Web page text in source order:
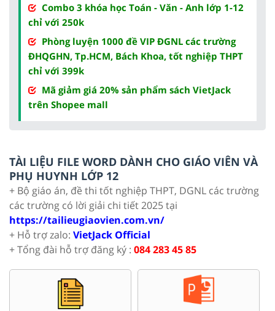
Combo 3 khóa học Toán - Văn - Anh lớp 1-12
chỉ với 250k
Phòng luyện 1000 đề VIP ĐGNL các trường
ĐHQGHN, Tp.HCM, Bách Khoa, tốt nghiệp THPT
chỉ với 399k
Mã giảm giá 20% sản phẩm sách VietJack
trên Shopee mall
TÀI LIỆU FILE WORD DÀNH CHO GIÁO VIÊN VÀ
PHỤ HUYNH LỚP 12
+ Bộ giáo án, đề thi tốt nghiệp THPT, DGNL các trường
các trường có lời giải chi tiết 2025 tại
https://tailieugiaovien.com.vn/
+ Hỗ trợ zalo: VietJack Official
+ Tổng đài hỗ trợ đăng ký : 084 283 45 85